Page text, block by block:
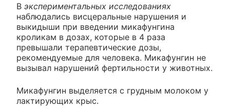
В экспериментальных исследованиях
наблюдались висцеральные нарушения и
выкидыши при введении микафунгина
кроликам в дозах, которые в 4 раза
превышали терапевтические дозы,
рекомендуемые для человека. Микафунгин не
вызывал нарушений фертильности у животных.
Микафунгин выделяется с грудным молоком у
лактирующих крыс.